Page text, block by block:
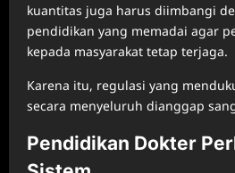
kuantitas juga harus diimbangi
pendidikan yang memadai agar
kepada masyarakat tetap terjaga.
Karena itu, regulasi yang
secara menyeluruh dianggap
Pendidikan Dokter